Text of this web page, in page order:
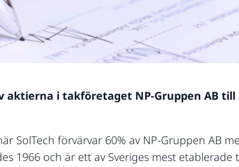
i takföretaget NP-Gruppen AB till
SolTech förvärvar 60% av NP-Gruppen AB
1966 och är ett av Sveriges mest